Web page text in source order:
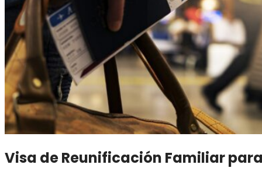
Visa de Reunificación Familiar